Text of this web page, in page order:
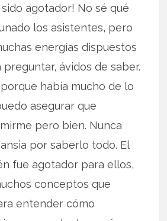
sido agotador! No sé qué
los asistentes, pero
energías dispuestos
ávidos de saber.
había mucho de lo
asegurar que
pero bien. Nunca
por saberlo todo. El
fue agotador para ellos,
conceptos que
entender cómo